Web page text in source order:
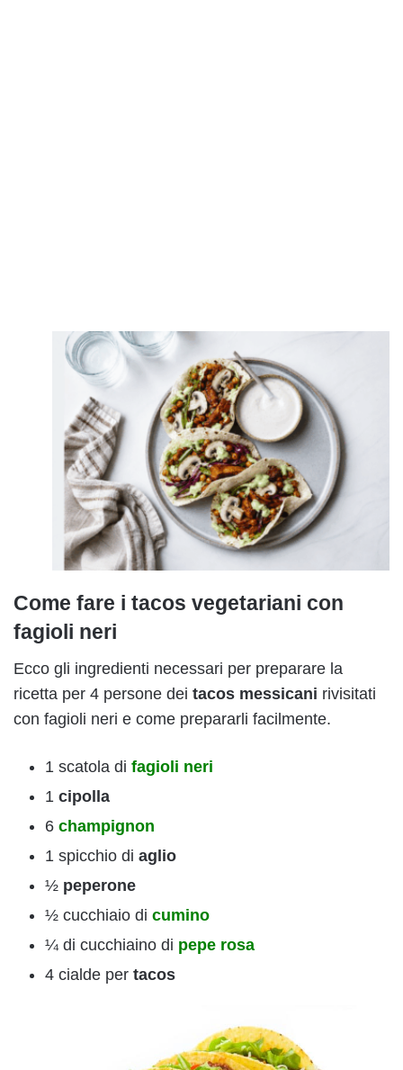
Come fare i tacos vegetariani con
fagioli neri
Ecco gli ingredienti necessari per preparare la
ricetta per 4 persone dei tacos messicani rivisitati
con fagioli neri e come prepararli facilmente.
1 scatola di fagioli neri
1 cipolla
6 champignon
1 spicchio di aglio
½ peperone
½ cucchiaio di cumino
¼ di cucchiaino di pepe rosa
4 cialde per tacos